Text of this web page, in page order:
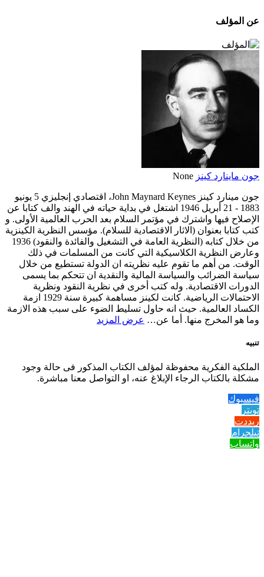
عن المؤلف
جون ماينارد كينز None
جون مينارد كينز John Maynard Keynes، اقتصادي إنجليزي 5 يونيو
1883 - 21 أبريل 1946 اشتغل في بداية حياته في الهند والف كتابا عن
الإصلاح فيها واشترك في مؤتمر السلام بعد الحرب العالمية الأولى. و
كتب كتابا بعنوان (الاثار الاقتصادية للسلام). مؤسس النظرية الكينزية
من خلال كتابه (النظرية العامة في التشغيل والفائدة والنقود) 1936
وعارض النظرية الكلاسيكية التي كانت من المسلمات في ذلك
الوقت. من أهم ما تقوم عليه نظريته ان الدولة تستطيع من خلال
سياسة الضرائب والسياسة المالية والنقدية ان تتحكم بما يسمى
الدورات الاقتصادية. وله كتب أخرى في نظرية النقود ونظرية
الاحتمالات الرياضية. كانت لكينز مساهمة كبيرة سنة 1929 ازمة
الكساد العالمية. حيث انه حاول تسليط الضوء على سبب هذه الازمة
وما هو المخرج منها. أما عن… عرض المزيد
تنبيه
الملكية الفكرية محفوظة لمؤلف الكتاب المذكور فى حالة وجود
مشكلة بالكتاب الرجاء الإبلاغ عنه، او التواصل معنا مباشرة.
فيسبوك
تويتر
ريددت
تيلجرام
واتساب